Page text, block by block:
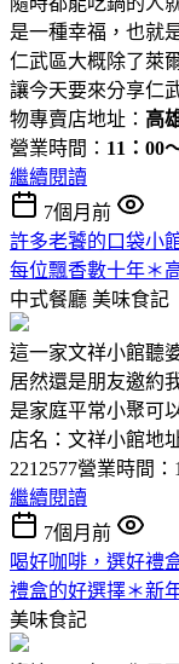
是一種幸福，也就
仁武區大概除了萊
讓今天要來分享仁
物專賣店地址： 高
營業時間： 11：00
繼續閱讀
7個月前
許多老饕的口袋小
每位飄香數十年＊
中式餐廳 美味食記
這一家文祥小館聽
居然還是朋友邀約
是家庭平常小聚可
店名：文祥小館地
2212577營業時間：
繼續閱讀
7個月前
喝好咖啡，選好禮
禮盒的好選擇＊新
美味食記